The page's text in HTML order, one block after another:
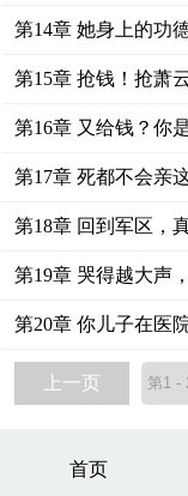
第14章 她身上的功
第15章 抢钱！抢萧
第16章 又给钱？你
第17章 死都不会亲
第18章 回到军区，
第19章 哭得越大声
第20章 你儿子在医
上一页
首页